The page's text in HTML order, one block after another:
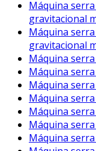
Máquina
gravitacional
Máquina
gravitacional
Máquina
Máquina
Máquina
Máquina
Máquina
Máquina
Máquina